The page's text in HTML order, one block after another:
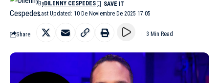
Last Updated: 10 De Noviembre De 2025 17:05
ByDILENNY CESPEDES
Share 3 Min Read